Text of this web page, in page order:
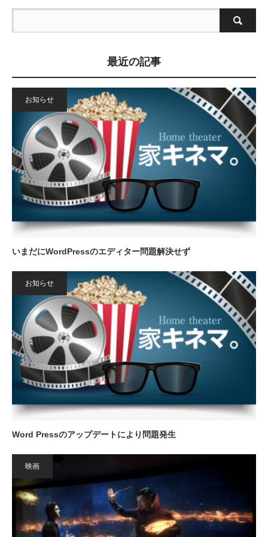
最近の記事
お知らせ
いまだにWordPressのエディター問題解決せず
お知らせ
Word Pressのアップデートにより問題発生
映画